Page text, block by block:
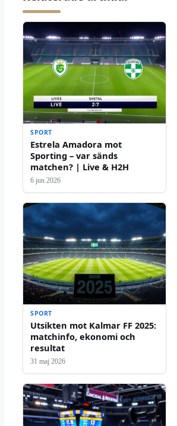
SPORT
Estrela Amadora mot
Sporting – var sänds
matchen? | Live & H2H
6 jun 2026
SPORT
Utsikten mot Kalmar FF 2025:
matchinfo, ekonomi och
resultat
31 maj 2026